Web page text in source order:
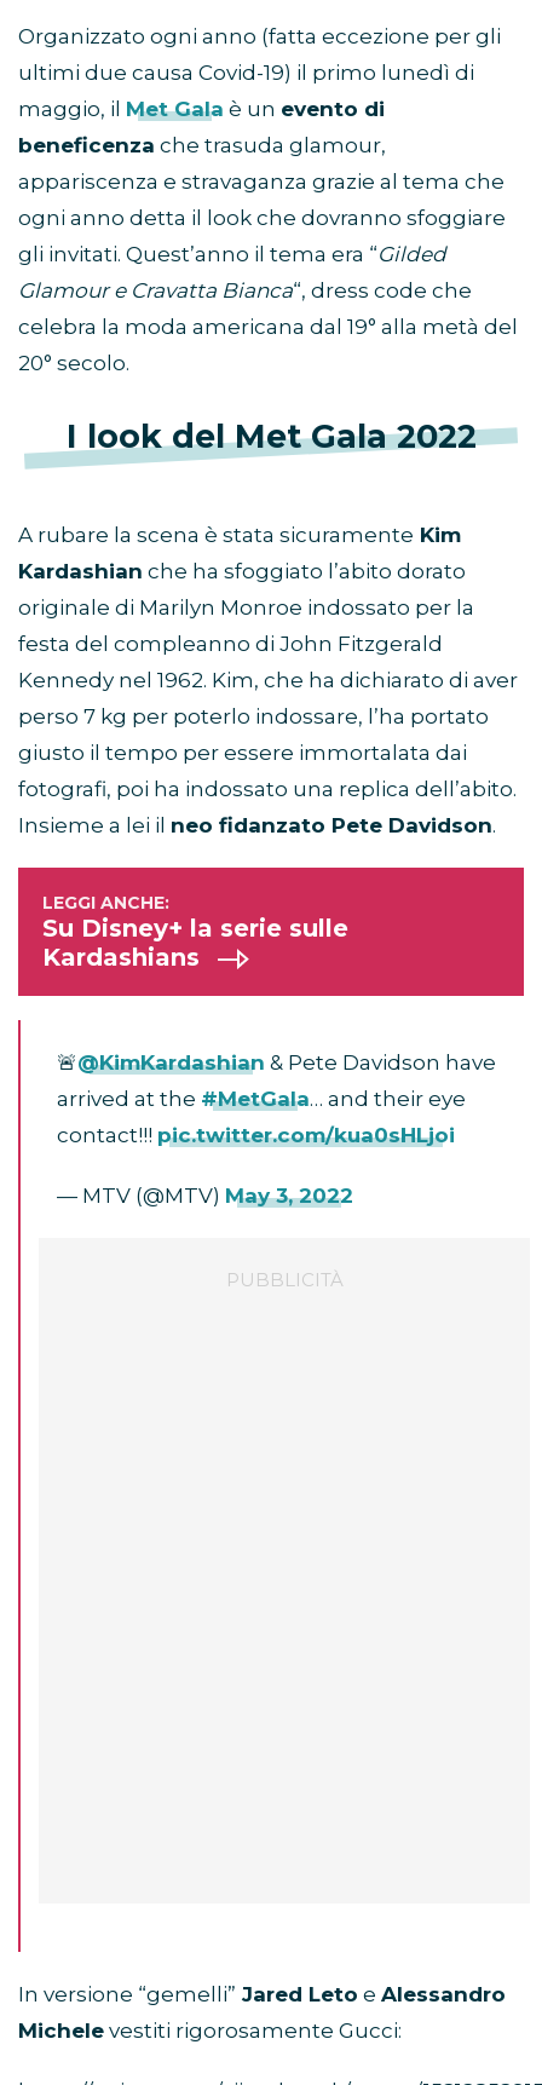
Organizzato ogni anno (fatta eccezione per gli
ultimi due causa Covid-19) il primo lunedì di
maggio, il Met Gala è un evento di
beneficenza che trasuda glamour,
appariscenza e stravaganza grazie al tema che
ogni anno detta il look che dovranno sfoggiare
gli invitati. Quest’anno il tema era “Gilded
Glamour e Cravatta Bianca“, dress code che
celebra la moda americana dal 19° alla metà del
20° secolo.
I look del Met Gala 2022
A rubare la scena è stata sicuramente Kim
Kardashian che ha sfoggiato l’abito dorato
originale di Marilyn Monroe indossato per la
festa del compleanno di John Fitzgerald
Kennedy nel 1962. Kim, che ha dichiarato di aver
perso 7 kg per poterlo indossare, l’ha portato
giusto il tempo per essere immortalata dai
fotografi, poi ha indossato una replica dell’abito.
Insieme a lei il neo fidanzato Pete Davidson.
Su Disney+ la serie sulle
Kardashians
🚨@KimKardashian & Pete Davidson have
arrived at the #MetGala… and their eye
contact!!! pic.twitter.com/kua0sHLjoi
— MTV (@MTV) May 3, 2022
In versione “gemelli” Jared Leto e Alessandro
Michele vestiti rigorosamente Gucci: